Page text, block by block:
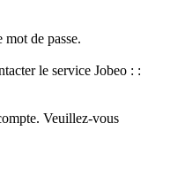
de passe.
le service Jobeo : :
Veuillez-vous